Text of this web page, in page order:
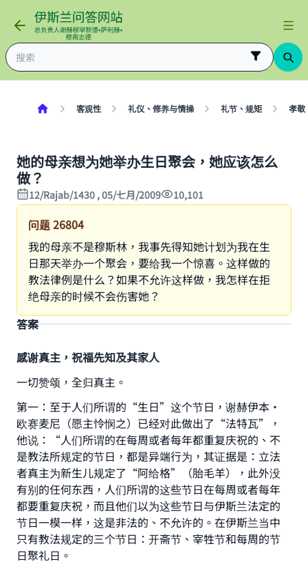
客观性 礼仪、修养与情操 礼节、规矩 孝敬
她的母亲想为她举办生日聚会，她应该怎么
做？
12/Rajab/1430 , 05/七月/2009 10,101
问题26804
我的母亲不是穆斯林，我事先得知她计划为我在生
日那天举办一个聚会，要给我一个惊喜。这样做的
教法律例是什么？如果不允许这样做，我怎样在拒
绝母亲的时候不会伤害她？
答案
感谢真主，祝福先知及其家人
一切赞颂，全归真主。
第一：至于人们所谓的“生日”这个节日，谢赫伊本•
欧赛麦尼（愿主怜悯之）已经对此做出了“法特瓦”，
他说：“人们所谓的在每周或者每年都重复庆祝的、不
是教法所规定的节日，都是异端行为，其证据是：立法
者真主为新生儿规定了“阿给格”（胎毛羊），此外没
有别的任何东西，人们所谓的这些节日在每周或者每年
都要重复庆祝，而且他们以为这些节日与伊斯兰法定的
节日一模一样，这是非法的、不允许的。在伊斯兰当中
只有教法规定的三个节日：开斋节、宰牲节和每周的节
日聚礼日。